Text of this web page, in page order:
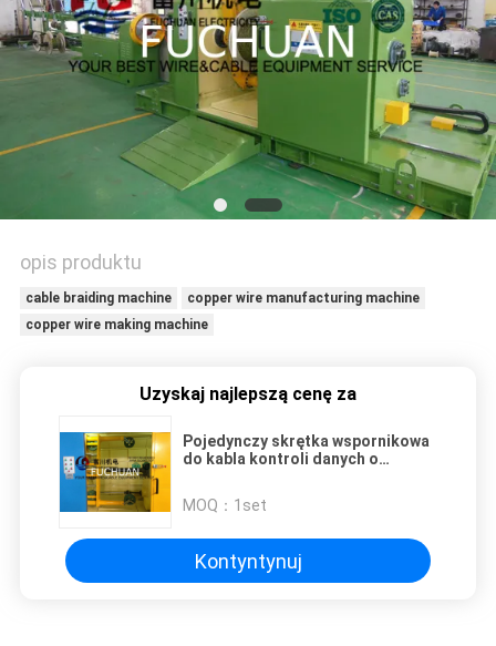
SITEMAP
PRIVACY
POLICY
opis produktu
cable braiding machine
copper wire manufacturing machine
copper wire making machine
Uzyskaj najlepszą cenę za
Pojedynczy skrętka wspornikowa
do kabla kontroli danych o
mm
MOQ： 1set
Kontyntynuj